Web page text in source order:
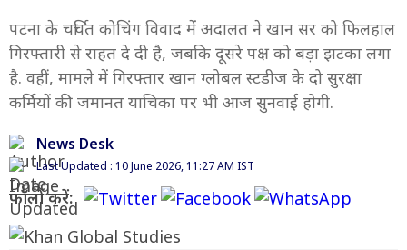
पटना के चर्चित कोचिंग विवाद में अदालत ने खान सर को फिलहाल
गिरफ्तारी से राहत दे दी है, जबकि दूसरे पक्ष को बड़ा झटका लगा
है. वहीं, मामले में गिरफ्तार खान ग्लोबल स्टडीज के दो सुरक्षा
कर्मियों की जमानत याचिका पर भी आज सुनवाई होगी.
News Desk
Last Updated : 10 June 2026, 11:27 AM IST
फॉलो करें: